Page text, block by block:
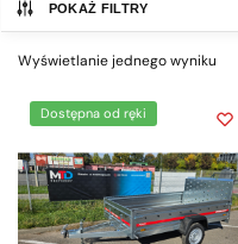
POKAŻ FILTRY
Wyświetlanie jednego wyniku
Dostępna od ręki